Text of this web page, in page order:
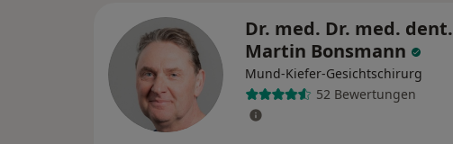
Dr. med. Dr. med. dent.
Martin Bonsmann
Mund-Kiefer-Gesichtschirurg
52 Bewertungen